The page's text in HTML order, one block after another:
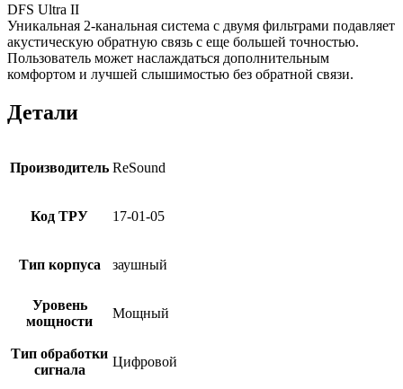
DFS Ultra II
Уникальная 2-канальная система с двумя фильтрами подавляет
акустическую обратную связь с еще большей точностью.
Пользователь может наслаждаться дополнительным
комфортом и лучшей слышимостью без обратной связи.
Детали
Производитель ReSound
Код ТРУ 17-01-05
Тип корпуса заушный
Уровень
мощности
Мощный
Тип обработки
сигнала
Цифровой